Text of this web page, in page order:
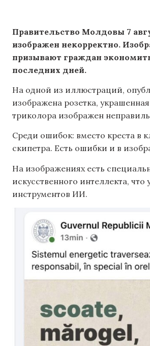
Правительство Молдовы 7
изображен некорректно.
призывают граждан
последних дней.
На одной из иллюстраций,
изображена розетка,
триколора изображен
Среди ошибок: вместо креста в
скипетра. Есть ошибки и в
На изображениях есть
искусственного интеллекта,
инструментов ИИ.